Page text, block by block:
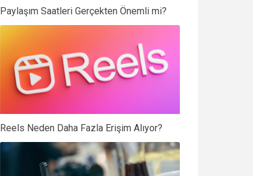
Paylaşım Saatleri Gerçekten Önemli mi?
Reels Neden Daha Fazla Erişim Alıyor?